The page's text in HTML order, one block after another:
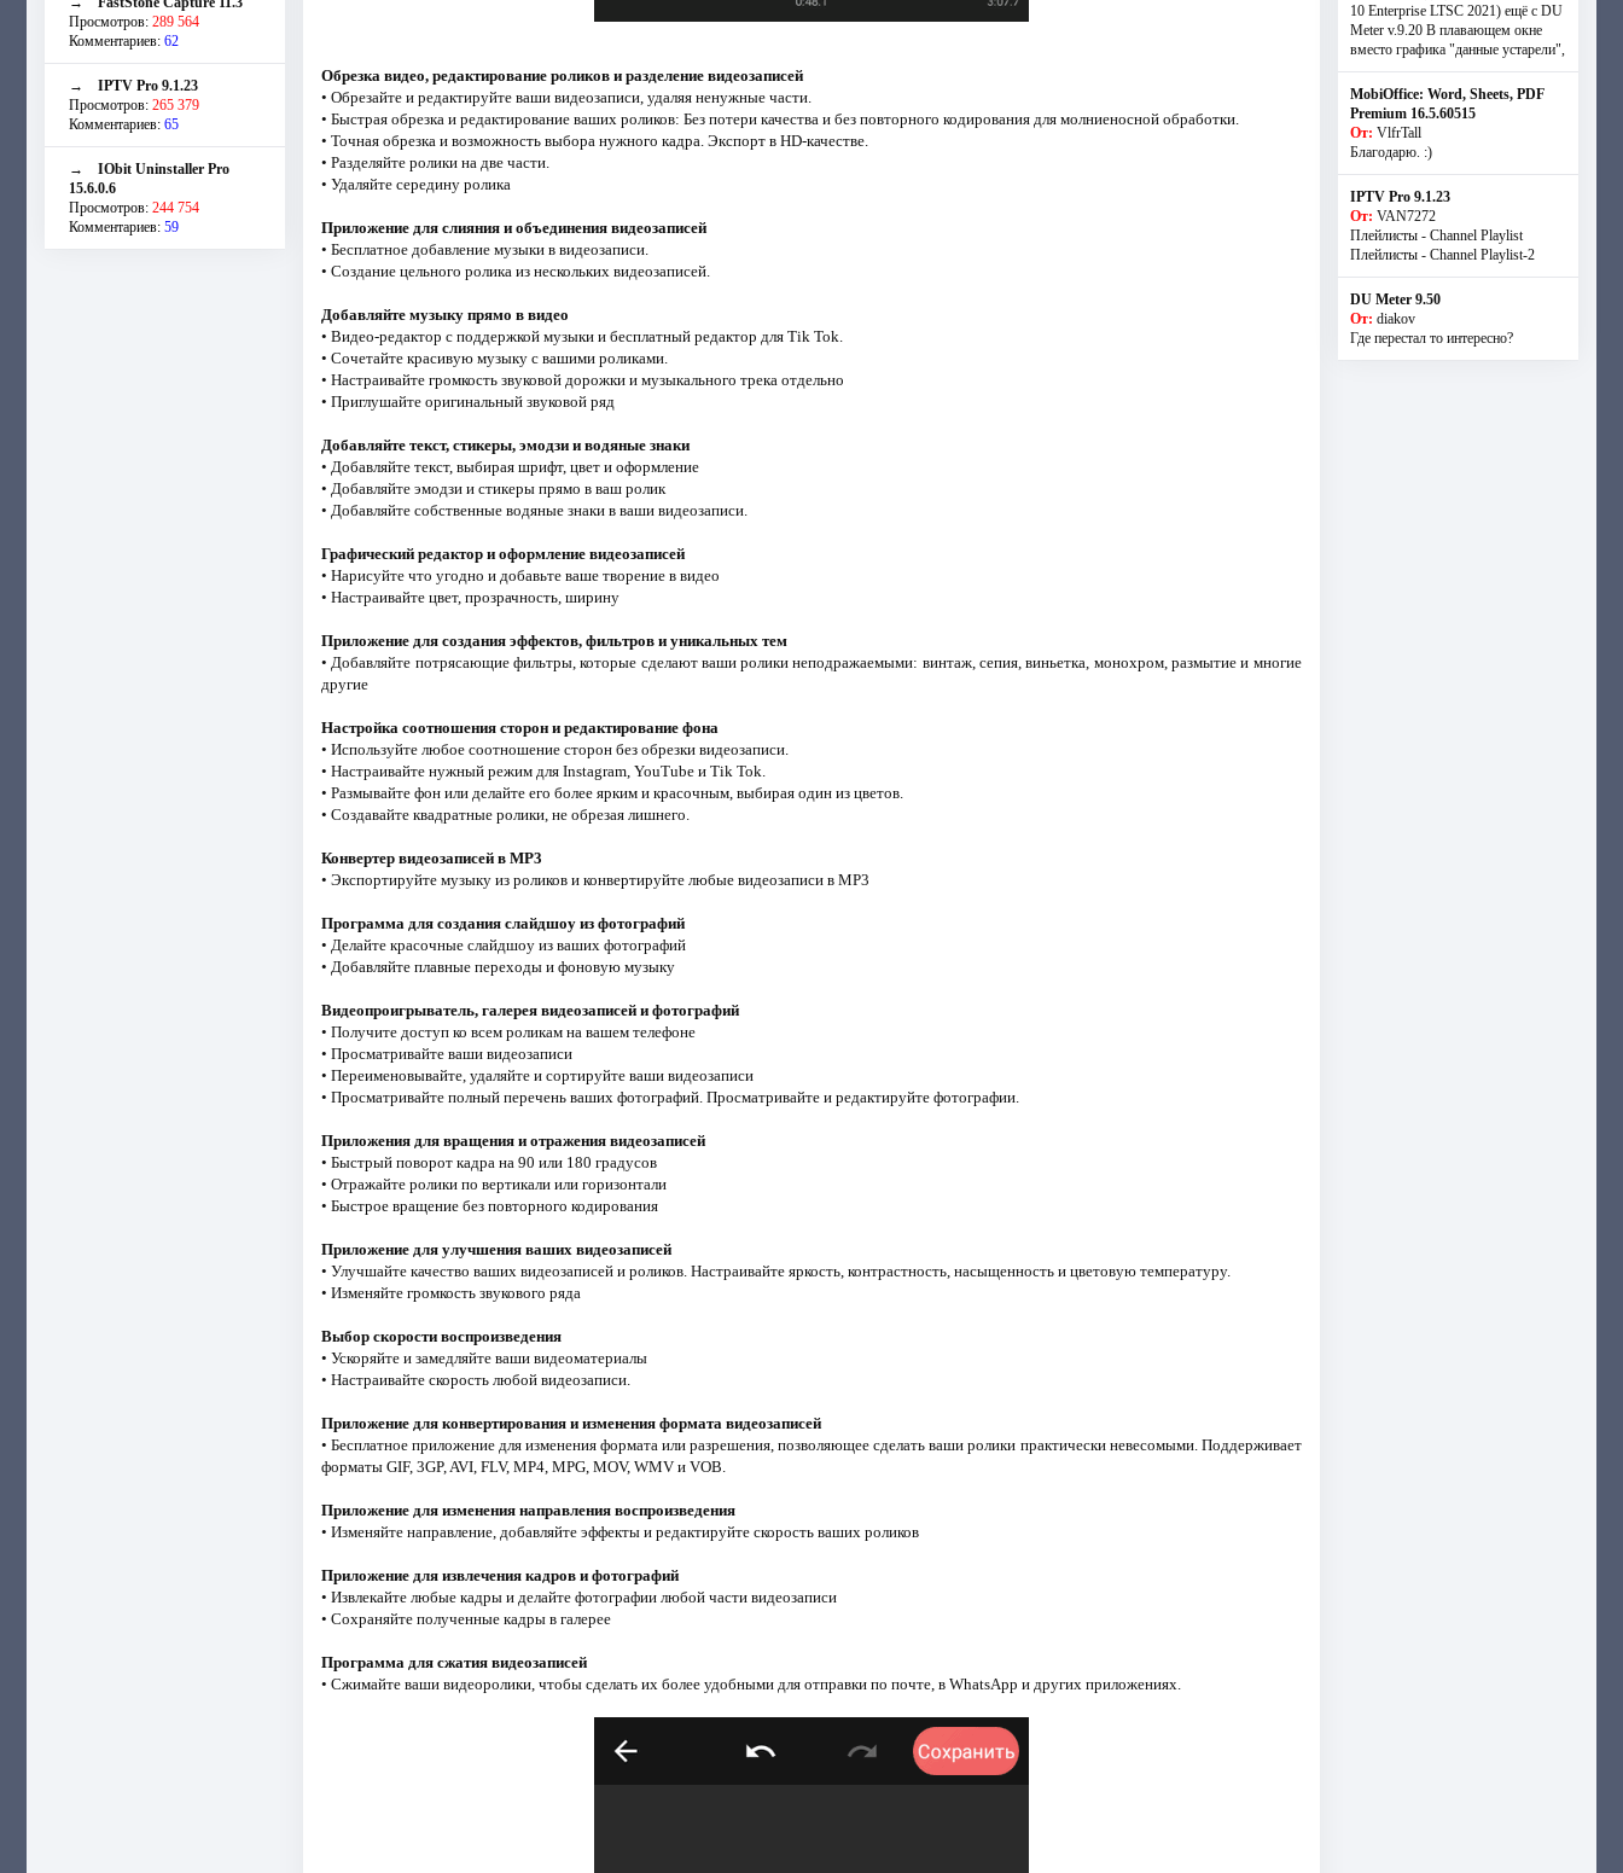
Просмотров: 289 564
Комментариев: 62
→ IPTV Pro 9.1.23
Просмотров: 265 379
Комментариев: 65
→ IObit Uninstaller Pro
15.6.0.6
Просмотров: 244 754
Комментариев: 59
Обрезка видео, редактирование роликов и разделение видеозаписей
• Обрезайте и редактируйте ваши видеозаписи, удаляя ненужные части.
• Быстрая обрезка и редактирование ваших роликов: Без потери качества и без повторного кодирования для молниеносной обработки.
• Точная обрезка и возможность выбора нужного кадра. Экспорт в HD-качестве.
• Разделяйте ролики на две части.
• Удаляйте середину ролика
Приложение для слияния и объединения видеозаписей
• Бесплатное добавление музыки в видеозаписи.
• Создание цельного ролика из нескольких видеозаписей.
Добавляйте музыку прямо в видео
• Видео-редактор с поддержкой музыки и бесплатный редактор для Tik Tok.
• Сочетайте красивую музыку с вашими роликами.
• Настраивайте громкость звуковой дорожки и музыкального трека отдельно
• Приглушайте оригинальный звуковой ряд
Добавляйте текст, стикеры, эмодзи и водяные знаки
• Добавляйте текст, выбирая шрифт, цвет и оформление
• Добавляйте эмодзи и стикеры прямо в ваш ролик
• Добавляйте собственные водяные знаки в ваши видеозаписи.
Графический редактор и оформление видеозаписей
• Нарисуйте что угодно и добавьте ваше творение в видео
• Настраивайте цвет, прозрачность, ширину
Приложение для создания эффектов, фильтров и уникальных тем
• Добавляйте потрясающие фильтры, которые сделают ваши ролики неподражаемыми: винтаж, сепия, виньетка, монохром, размытие и многие
другие
Настройка соотношения сторон и редактирование фона
• Используйте любое соотношение сторон без обрезки видеозаписи.
• Настраивайте нужный режим для Instagram, YouTube и Tik Tok.
• Размывайте фон или делайте его более ярким и красочным, выбирая один из цветов.
• Создавайте квадратные ролики, не обрезая лишнего.
Конвертер видеозаписей в MP3
• Экспортируйте музыку из роликов и конвертируйте любые видеозаписи в MP3
Программа для создания слайдшоу из фотографий
• Делайте красочные слайдшоу из ваших фотографий
• Добавляйте плавные переходы и фоновую музыку
Видеопроигрыватель, галерея видеозаписей и фотографий
• Получите доступ ко всем роликам на вашем телефоне
• Просматривайте ваши видеозаписи
• Переименовывайте, удаляйте и сортируйте ваши видеозаписи
• Просматривайте полный перечень ваших фотографий. Просматривайте и редактируйте фотографии.
Приложения для вращения и отражения видеозаписей
• Быстрый поворот кадра на 90 или 180 градусов
• Отражайте ролики по вертикали или горизонтали
• Быстрое вращение без повторного кодирования
Приложение для улучшения ваших видеозаписей
• Улучшайте качество ваших видеозаписей и роликов. Настраивайте яркость, контрастность, насыщенность и цветовую температуру.
• Изменяйте громкость звукового ряда
Выбор скорости воспроизведения
• Ускоряйте и замедляйте ваши видеоматериалы
• Настраивайте скорость любой видеозаписи.
Приложение для конвертирования и изменения формата видеозаписей
• Бесплатное приложение для изменения формата или разрешения, позволяющее сделать ваши ролики практически невесомыми. Поддерживает
форматы GIF, 3GP, AVI, FLV, MP4, MPG, MOV, WMV и VOB.
Приложение для изменения направления воспроизведения
• Изменяйте направление, добавляйте эффекты и редактируйте скорость ваших роликов
Приложение для извлечения кадров и фотографий
• Извлекайте любые кадры и делайте фотографии любой части видеозаписи
• Сохраняйте полученные кадры в галерее
Программа для сжатия видеозаписей
• Сжимайте ваши видеоролики, чтобы сделать их более удобными для отправки по почте, в WhatsApp и других приложениях.
10 Enterprise LTSC 2021) ещё с DU
Meter v.9.20 В плавающем окне
вместо графика "данные устарели",
MobiOffice: Word, Sheets, PDF
Premium 16.5.60515
От: VlfrTall
Благодарю. :)
IPTV Pro 9.1.23
От: VAN7272
Плейлисты - Channel Playlist
Плейлисты - Channel Playlist-2
DU Meter 9.50
От: diakov
Где перестал то интересно?